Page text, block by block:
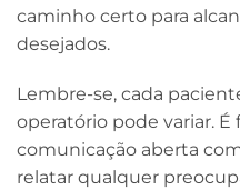
caminho certo para
desejados.
Lembre-se, cada
operatório pode variar.
comunicação aberta
relatar qualquer